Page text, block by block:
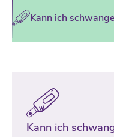
Kann ich
Kann ich